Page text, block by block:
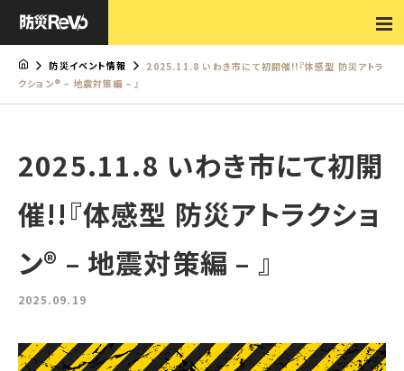
防災イベント情報
2025.11.8 いわき市にて初開催!!『体感型 防災アトラ
クション® – 地震対策編 – 』
2025.11.8 いわき市にて初開
催!!『体感型 防災アトラクショ
ン® – 地震対策編 – 』
2025.09.19